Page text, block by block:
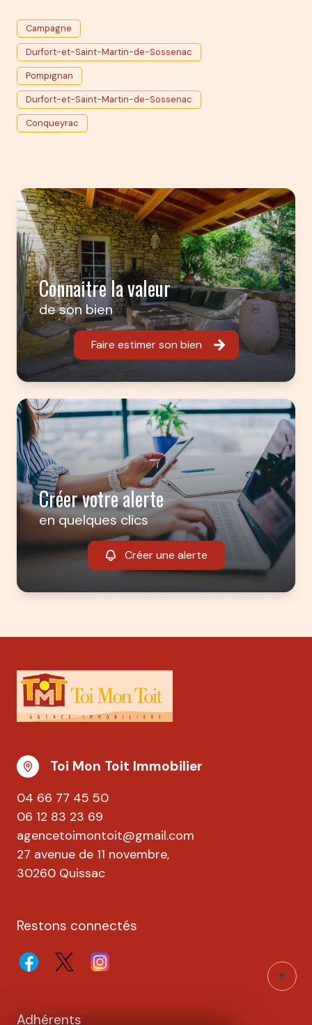
Campagne
Durfort-et-Saint-Martin-de-Sossenac
Pompignan
Durfort-et-Saint-Martin-de-Sossenac
Conqueyrac
Connaitre la valeur
de son bien
Faire estimer son bien
Créer votre alerte
en quelques clics
Créer une alerte
Toi Mon Toit Immobilier
04 66 77 45 50
06 12 83 23 69
agencetoimontoit@gmail.com
27 avenue de 11 novembre,
30260 Quissac
Restons connectés
Adhérents